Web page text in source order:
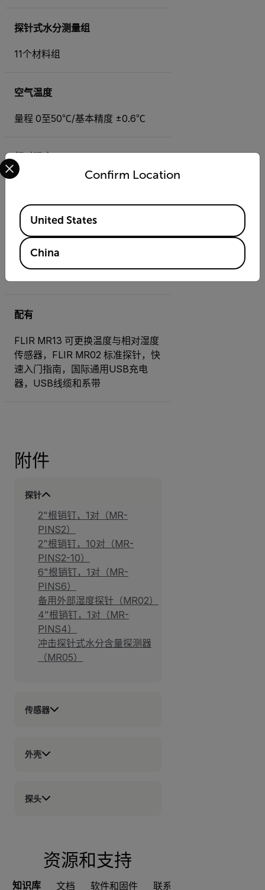
探针式水分测量组
11个材料组
空气温度
量程 0至50℃/基本精度 ±0.6℃
相对湿度
量程 10% 至 90% / 基本精度 2.5%
露点温度
量程 -30℃至50℃/ 基本精度
配有
FLIR MR13 可更换温度与相对湿度
传感器，FLIR MR02 标准探针，快
速入门指南，国际通用USB充电
器，USB线缆和系带
附件
探针
2"根销钉，1对（MR-
PINS2）
2"根销钉，10对（MR-
PINS2-10）
6"根销钉，1对（MR-
PINS6）
备用外部湿度探针（MR02）
4"根销钉，1对（MR-
PINS4）
冲击探针式水分含量探测器
（MR05）
传感器
外壳
探头
资源和支持
知识库 文档 软件和固件 联系支持
Confirm Location
Select your preferred country and language from the
Available Locations
United States
China